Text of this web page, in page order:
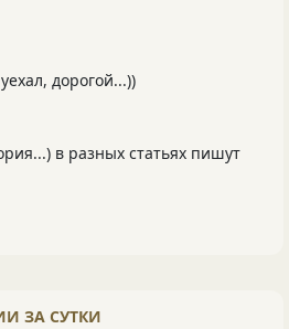
дорогой...))
в разных статьях пишут
ЗА СУТКИ